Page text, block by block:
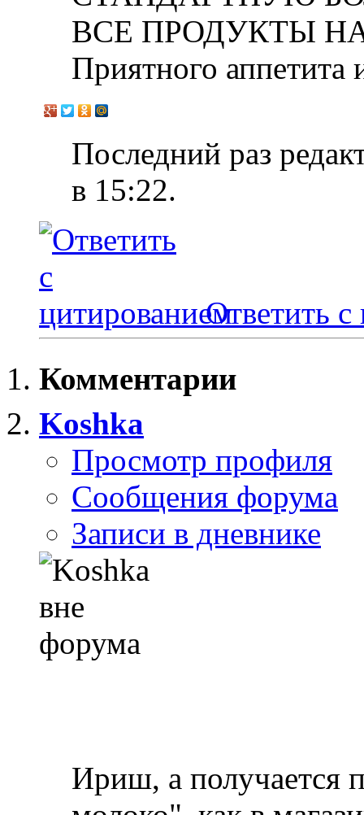
ВСЕ ПРОДУКТЫ
Приятного аппетита
Последний раз
в 15:22.
Ответить с
Комментарии
Koshka
Просмотр профиля
Сообщения форума
Записи в дневнике
Ириш, а получается